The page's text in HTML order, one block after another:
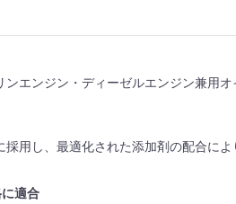
ンエンジン・ディーゼルエンジン兼用オ
採用し、最適化された添加剤の配合によ
適合